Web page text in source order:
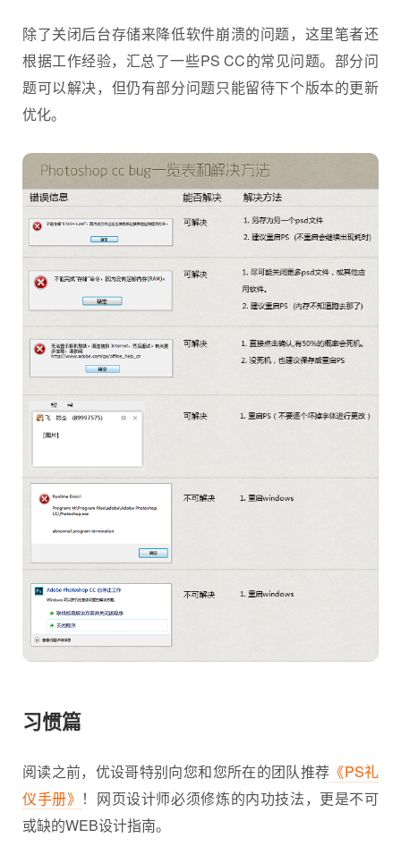
除了关闭后台存储来降低软件崩溃的问题，这里笔者还
根据工作经验，汇总了一些PS CC的常见问题。部分问
题可以解决，但仍有部分问题只能留待下个版本的更新
优化。
习惯篇
阅读之前，优设哥特别向您和您所在的团队推荐 《PS礼
仪手册》 ！网页设计师必须修炼的内功技法，更是不可
或缺的WEB设计指南。